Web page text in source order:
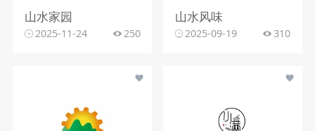
山水家园
2025-11-24 250
山水风味
2025-09-19 310